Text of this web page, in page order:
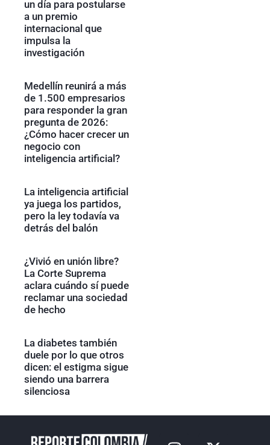
un día para postularse
a un premio
internacional que
impulsa la
investigación
Medellín reunirá a más
de 1.500 empresarios
para responder la gran
pregunta de 2026:
¿Cómo hacer crecer un
negocio con
inteligencia artificial?
La inteligencia artificial
ya juega los partidos,
pero la ley todavía va
detrás del balón
¿Vivió en unión libre?
La Corte Suprema
aclara cuándo sí puede
reclamar una sociedad
de hecho
La diabetes también
duele por lo que otros
dicen: el estigma sigue
siendo una barrera
silenciosa